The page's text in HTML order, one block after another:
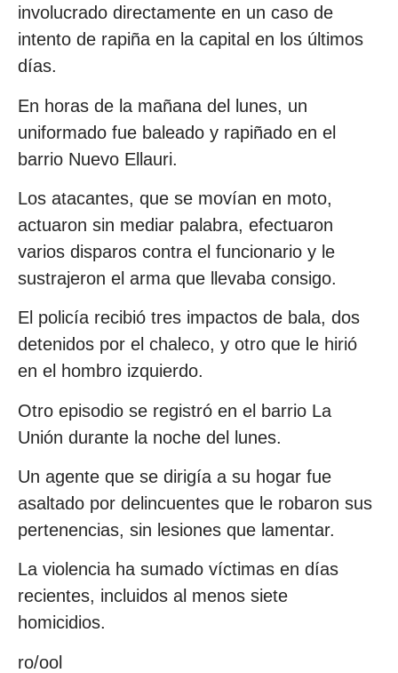
involucrado directamente en un caso de
intento de rapiña en la capital en los últimos
días.
En horas de la mañana del lunes, un
uniformado fue baleado y rapiñado en el
barrio Nuevo Ellauri.
Los atacantes, que se movían en moto,
actuaron sin mediar palabra, efectuaron
varios disparos contra el funcionario y le
sustrajeron el arma que llevaba consigo.
El policía recibió tres impactos de bala, dos
detenidos por el chaleco, y otro que le hirió
en el hombro izquierdo.
Otro episodio se registró en el barrio La
Unión durante la noche del lunes.
Un agente que se dirigía a su hogar fue
asaltado por delincuentes que le robaron sus
pertenencias, sin lesiones que lamentar.
La violencia ha sumado víctimas en días
recientes, incluidos al menos siete
homicidios.
ro/ool